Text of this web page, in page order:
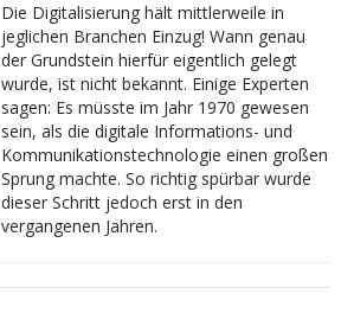
Die Digitalisierung hält mittlerweile in
jeglichen Branchen Einzug! Wann genau
der Grundstein hierfür eigentlich gelegt
wurde, ist nicht bekannt. Einige Experten
sagen: Es müsste im Jahr 1970 gewesen
sein, als die digitale Informations- und
Kommunikationstechnologie einen großen
Sprung machte. So richtig spürbar wurde
dieser Schritt jedoch erst in den
vergangenen Jahren.